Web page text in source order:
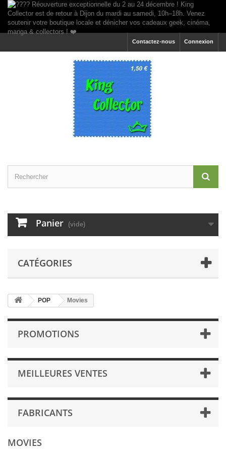
Connexion
Contactez-nous
Panier (vide)
CATÉGORIES
POP Movies
PROMOTIONS
MEILLEURES VENTES
FABRICANTS
MOVIES